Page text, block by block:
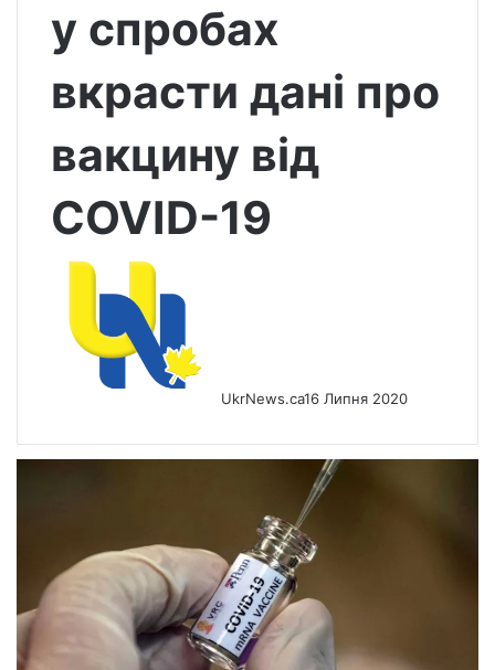
у спробах
вкрасти дані про
вакцину від
COVID-19
UkrNews.ca16 Липня 2020